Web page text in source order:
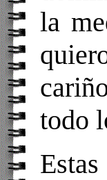
la
todo